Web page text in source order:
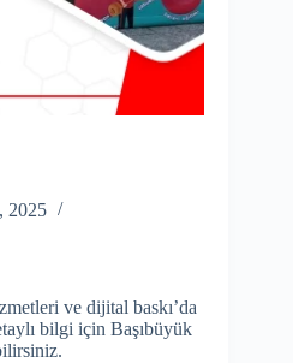
2025
ve dijital baskı’da
bilgi için Başıbüyük